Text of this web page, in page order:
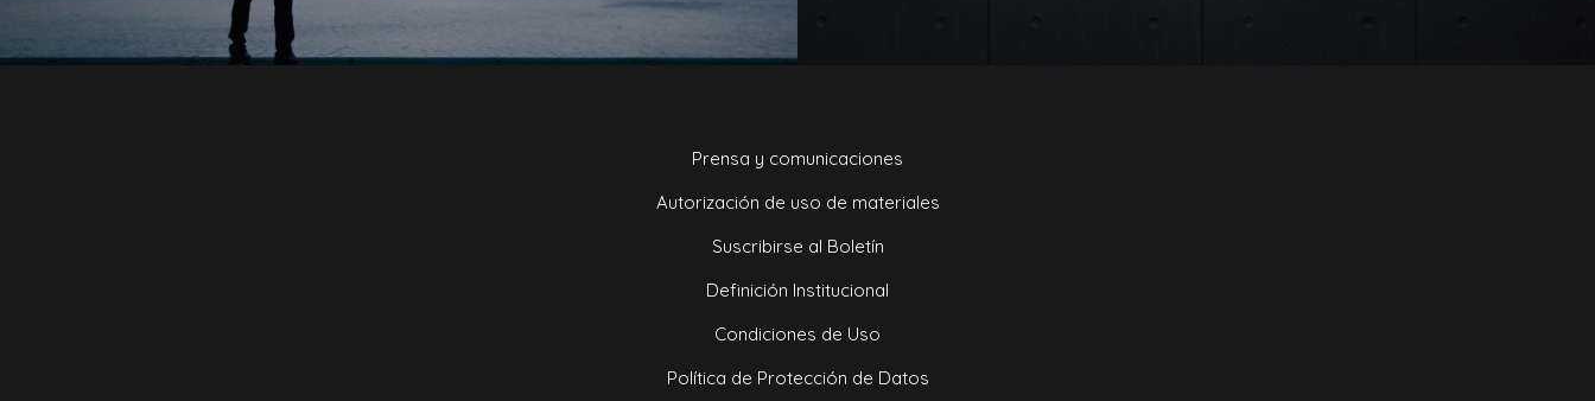
Prensa y comunicaciones
Autorización de uso de materiales
Suscribirse al Boletín
Definición Institucional
Condiciones de Uso
Política de Protección de Datos